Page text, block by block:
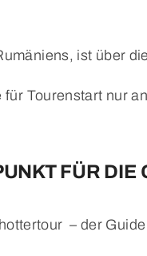
ist über
Tourenstart nur
FÜR
– der